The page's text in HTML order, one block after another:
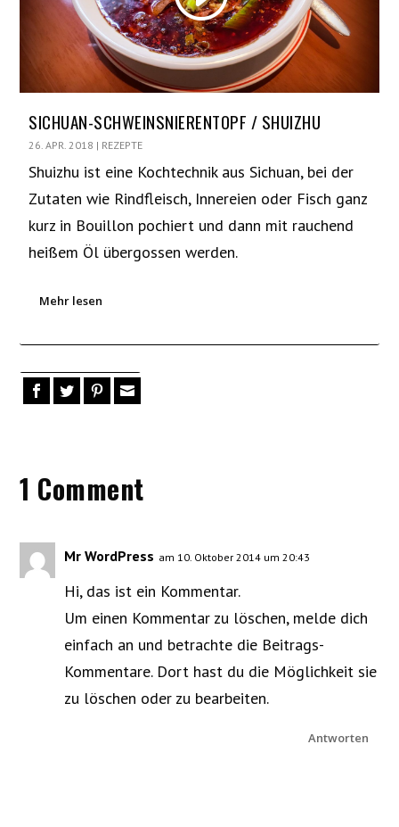
SICHUAN-SCHWEINSNIERENTOPF / SHUIZHU
26. APR. 2018 | REZEPTE
Shuizhu ist eine Kochtechnik aus Sichuan, bei der
Zutaten wie Rindfleisch, Innereien oder Fisch ganz
kurz in Bouillon pochiert und dann mit rauchend
heißem Öl übergossen werden.
Mehr lesen
1 Comment
Mr WordPress am 10. Oktober 2014 um 20:43
Hi, das ist ein Kommentar.
Um einen Kommentar zu löschen, melde dich
einfach an und betrachte die Beitrags-
Kommentare. Dort hast du die Möglichkeit sie
zu löschen oder zu bearbeiten.
Antworten